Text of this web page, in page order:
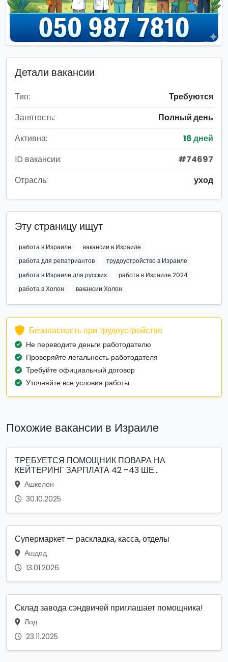
Детали вакансии
Тип:
Требуются
Занятость:
Полный день
Активна:
16 дней
ID вакансии:
#74697
Отрасль:
уход
Эту страницу ищут
работа в Израиле
вакансии в Израиле
работа для репатриантов
трудоустройство в Израиле
работа в Израиле для русских
работа в Израиле 2024
работа в Холон
вакансии Холон
Безопасность при трудоустройстве
Не переводите деньги работодателю
Проверяйте легальность работодателя
Требуйте официальный договор
Уточняйте все условия работы
Похожие вакансии в Израиле
ТРЕБУЕТСЯ ПОМОЩНИК ПОВАРА НА
КЕЙТЕРИНГ ЗАРПЛАТА 42 –43 ШЕ...
Ашкелон
30.10.2025
Супермаркет — раскладка, касса, отделы
Ашдод
13.01.2026
Склад завода сэндвичей приглашает помощника!
Лод
23.11.2025